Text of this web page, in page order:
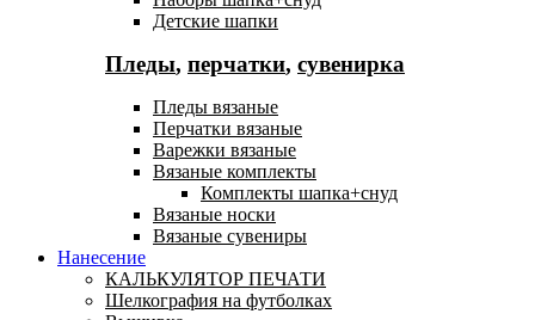
Детские шапки
Пледы, перчатки, сувенирка
Пледы вязаные
Перчатки вязаные
Варежки вязаные
Вязаные комплекты
Комплекты шапка+снуд
Вязаные носки
Вязаные сувениры
Нанесение
КАЛЬКУЛЯТОР ПЕЧАТИ
Шелкография на футболках